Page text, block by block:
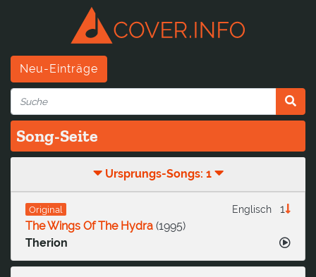
Neu-Einträge
Song-Seite
Ursprungs-Songs: 1
Original 1
Englisch
The Wings Of The Hydra (1995)
Therion